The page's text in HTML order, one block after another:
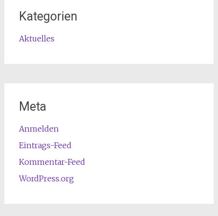
Kategorien
Aktuelles
Meta
Anmelden
Eintrags-Feed
Kommentar-Feed
WordPress.org